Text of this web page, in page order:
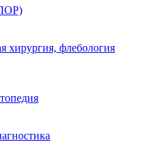
хирургия, флебология